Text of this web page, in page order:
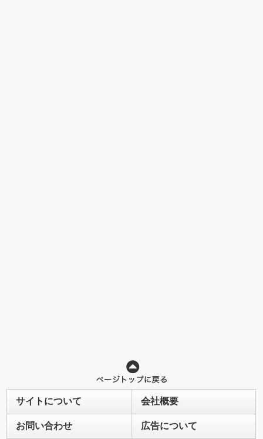
サイトについて 会社概要
お問い合わせ 広告について